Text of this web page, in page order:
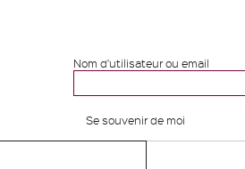
Nom d'utilisateur ou email
Se souvenir de moi